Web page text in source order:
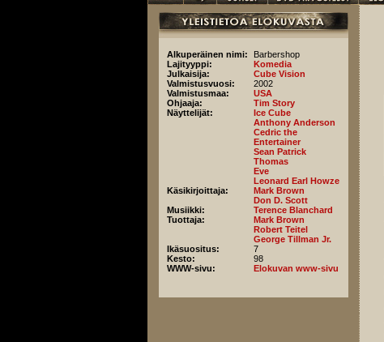
Alkuperäinen nimi:
Barbershop
Lajityyppi:
Komedia
Julkaisija:
Cube Vision
Valmistusvuosi:
2002
Valmistusmaa:
USA
Ohjaaja:
Tim Story
Näyttelijät:
Ice Cube
Anthony Anderson
Cedric the
Entertainer
Sean Patrick
Thomas
Eve
Leonard Earl Howze
Käsikirjoittaja:
Mark Brown
Don D. Scott
Musiikki:
Terence Blanchard
Tuottaja:
Mark Brown
Robert Teitel
George Tillman Jr.
Ikäsuositus:
7
Kesto:
98
WWW-sivu:
Elokuvan www-sivu